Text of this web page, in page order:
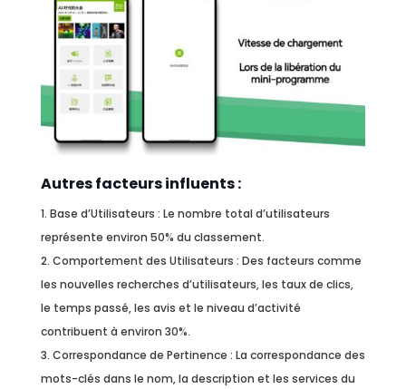
Autres facteurs influents :
Base d’Utilisateurs : Le nombre total d’utilisateurs
représente environ 50% du classement.
Comportement des Utilisateurs : Des facteurs comme
les nouvelles recherches d’utilisateurs, les taux de clics,
le temps passé, les avis et le niveau d’activité
contribuent à environ 30%.
Correspondance de Pertinence : La correspondance des
mots-clés dans le nom, la description et les services du